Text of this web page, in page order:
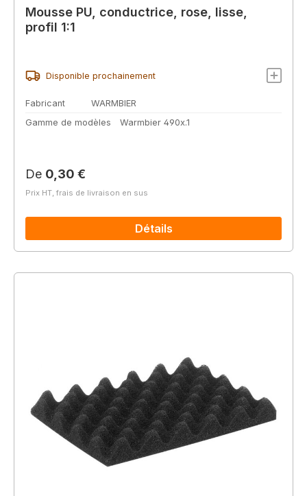
Mousse PU, conductrice, rose, lisse,
profil 1:1
Disponible prochainement
Fabricant
WARMBIER
Gamme de modèles
Warmbier 490x.1
Prix régulier :
De 0,30 €
Prix HT, frais de livraison en sus
Détails